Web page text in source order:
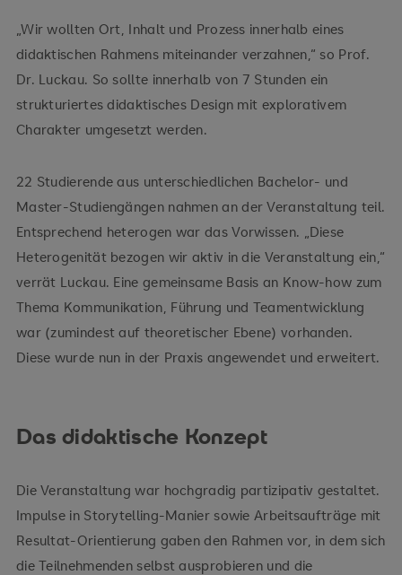
„Wir wollten Ort, Inhalt und Prozess innerhalb eines
didaktischen Rahmens miteinander verzahnen,“ so Prof.
Dr. Luckau. So sollte innerhalb von 7 Stunden ein
strukturiertes didaktisches Design mit explorativem
Charakter umgesetzt werden.
22 Studierende aus unterschiedlichen Bachelor- und
Master-Studiengängen nahmen an der Veranstaltung teil.
Entsprechend heterogen war das Vorwissen. „Diese
Heterogenität bezogen wir aktiv in die Veranstaltung ein,“
verrät Luckau. Eine gemeinsame Basis an Know-how zum
Thema Kommunikation, Führung und Teamentwicklung
war (zumindest auf theoretischer Ebene) vorhanden.
Diese wurde nun in der Praxis angewendet und erweitert.
Das didaktische Konzept
Die Veranstaltung war hochgradig partizipativ gestaltet.
Impulse in Storytelling-Manier sowie Arbeitsaufträge mit
Resultat-Orientierung gaben den Rahmen vor, in dem sich
die Teilnehmenden selbst ausprobieren und die